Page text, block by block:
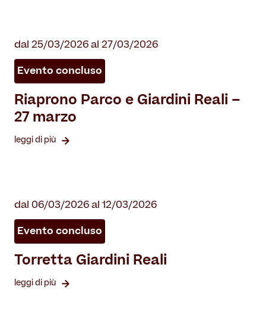
dal 25/03/2026 al 27/03/2026
Evento concluso
Riaprono Parco e Giardini Reali –
27 marzo
leggi di più
dal 06/03/2026 al 12/03/2026
Evento concluso
Torretta Giardini Reali
leggi di più